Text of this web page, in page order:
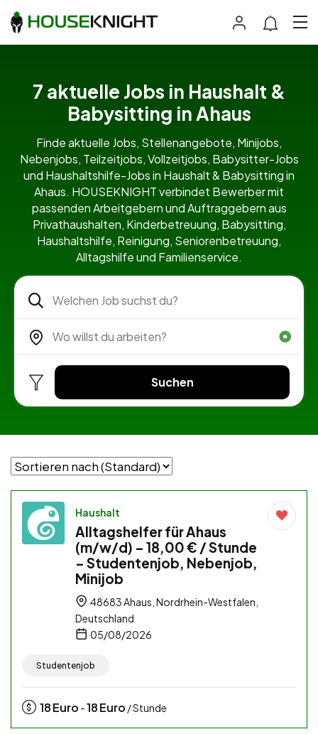
7 aktuelle Jobs in Haushalt &
Babysitting in Ahaus
Finde aktuelle Jobs, Stellenangebote, Minijobs,
Nebenjobs, Teilzeitjobs, Vollzeitjobs, Babysitter-Jobs
und Haushaltshilfe-Jobs in Haushalt & Babysitting in
Ahaus. HOUSEKNIGHT verbindet Bewerber mit
passenden Arbeitgebern und Auftraggebern aus
Privathaushalten, Kinderbetreuung, Babysitting,
Haushaltshilfe, Reinigung, Seniorenbetreuung,
Alltagshilfe und Familienservice.
Suchen
Haushalt
Alltagshelfer für Ahaus
(m/w/d) – 18,00 € / Stunde
– Studentenjob, Nebenjob,
Minijob
48683 Ahaus, Nordrhein-Westfalen,
Deutschland
05/08/2026
Studentenjob
18Euro -18Euro / Stunde